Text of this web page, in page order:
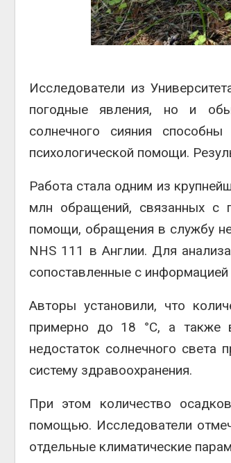
Исследователи из
погодные явления, но и
солнечного сияния
психологической помощи.
Работа стала одним из
млн обращений, связанных с
помощи, обращения в службу
NHS 111 в Англии. Для
сопоставленные с
Авторы установили, что
примерно до 18 °C, а также
недостаток солнечного света
систему здравоохранения.
При этом количество
помощью. Исследователи
отдельные климатические
Авг 5, 2026
Суд запретил
использовать
Авг 5, 2026